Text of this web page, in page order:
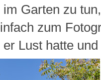
Garten zu
zum
Lust hatte